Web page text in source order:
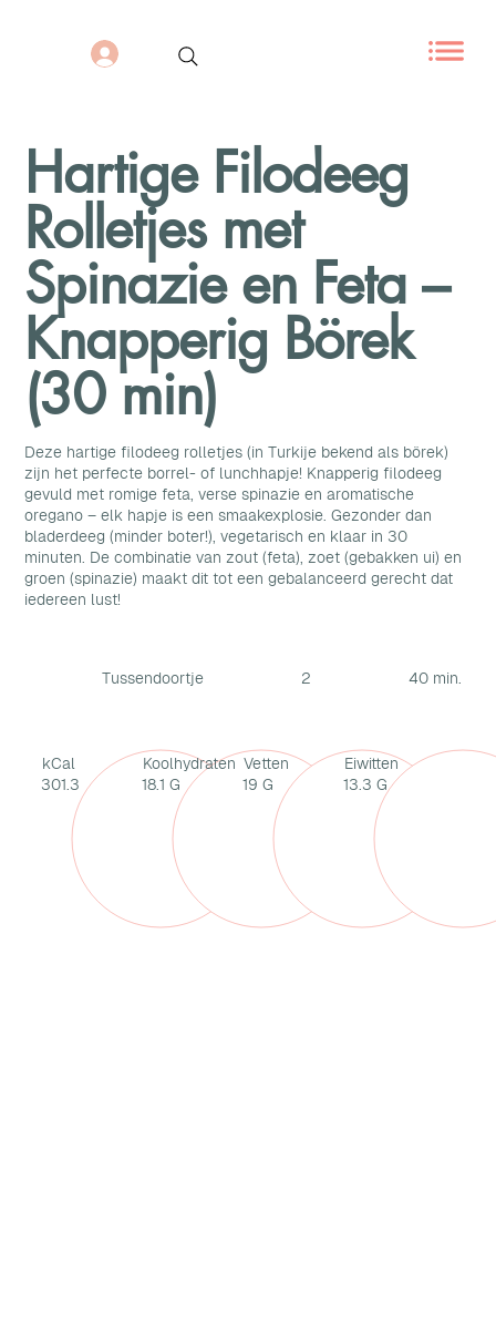
Hartige Filodeeg
Rolletjes met
Spinazie en Feta –
Knapperig Börek
(30 min)
Deze hartige filodeeg rolletjes (in Turkije bekend als börek)
zijn het perfecte borrel- of lunchhapje! Knapperig filodeeg
gevuld met romige feta, verse spinazie en aromatische
oregano – elk hapje is een smaakexplosie. Gezonder dan
bladerdeeg (minder boter!), vegetarisch en klaar in 30
minuten. De combinatie van zout (feta), zoet (gebakken ui) en
groen (spinazie) maakt dit tot een gebalanceerd gerecht dat
iedereen lust!
Tussendoortje 2 40 min.
kCal
301.3
Koolhydraten
18.1 G
Vetten
19 G
Eiwitten
13.3 G